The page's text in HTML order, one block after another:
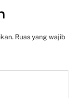
Ruas yang wajib